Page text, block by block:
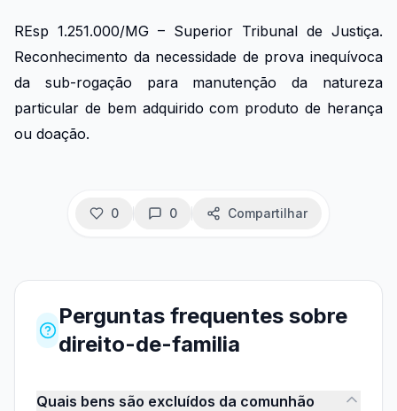
REsp 1.251.000/MG – Superior Tribunal de Justiça.
Reconhecimento da necessidade de prova inequívoca
da sub-rogação para manutenção da natureza
particular de bem adquirido com produto de herança
ou doação.
0 0 Compartilhar
Perguntas frequentes sobre
direito-de-familia
Quais bens são excluídos da comunhão